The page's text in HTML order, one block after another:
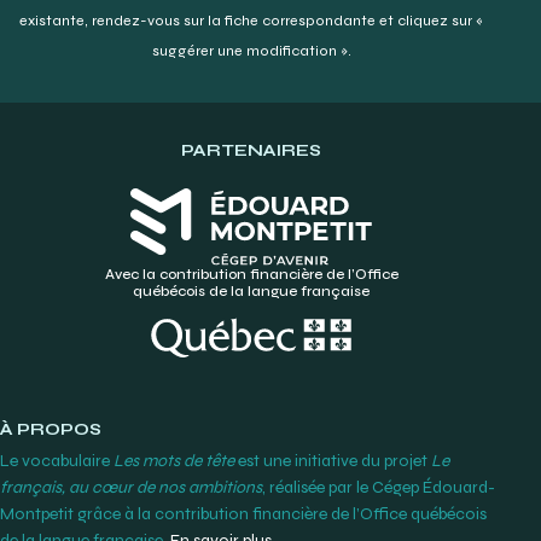
existante, rendez-vous sur la fiche correspondante et cliquez sur «
suggérer une modification ».
PARTENAIRES
Avec la contribution financière de l’Office
québécois de la langue française
À PROPOS
Le vocabulaire Les mots de têteest une initiative du projet Le
français, au cœur de nos ambitions, réalisée par le Cégep Édouard-
Montpetit grâce à la contribution financière de l’Office québécois